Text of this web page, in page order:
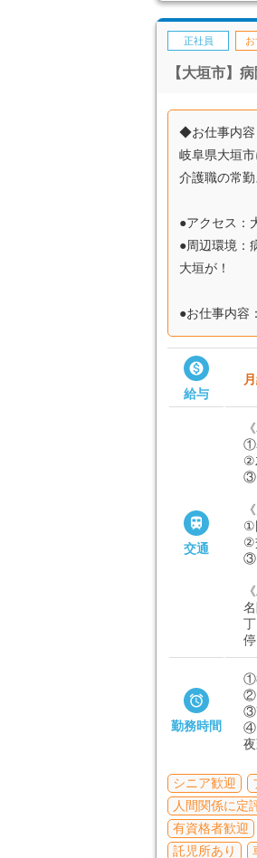
正社員
【大垣市】
◆お仕事内容
岐阜県大垣市
介護職の常勤
●アクセス：
●周辺環境：
大垣が！
●お仕事内容

給与

交通
①
②
③
①
②
③

勤務時間
シニア歓迎
人間関係に定
有資格者歓迎
託児所あり